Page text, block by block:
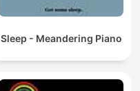
Sleep - Meandering Piano